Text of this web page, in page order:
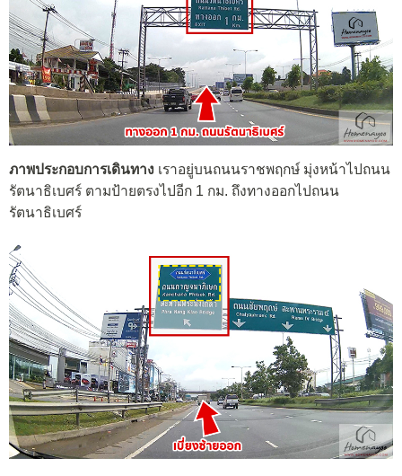
ภาพประกอบการเดินทาง เราอยู่บนถนนราชพฤกษ์ มุ่งหน้าไปถนน
รัตนาธิเบศร์ ตามป้ายตรงไปอีก 1 กม. ถึงทางออกไปถนน
รัตนาธิเบศร์